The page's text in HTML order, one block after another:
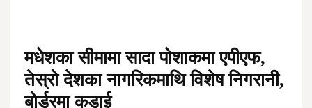
मधेशका सीमामा सादा पोशाकमा एपीएफ,
तेस्रो देशका नागरिकमाथि विशेष निगरानी,
बोर्डरमा कडाई